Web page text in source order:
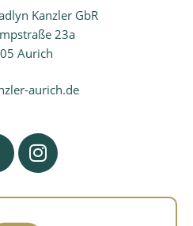
Kanzler GbR
23a
Aurich
aurich.de